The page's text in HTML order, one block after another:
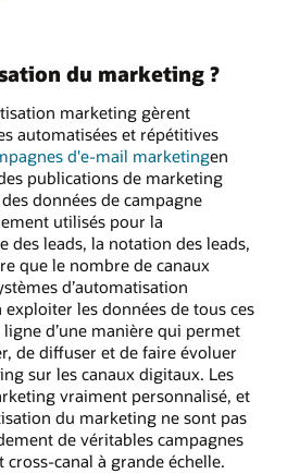
du marketing ?
marketing gèrent
automatisées et répétitives
d'e-mail marketingen
publications de marketing
données de campagne
utilisés pour la
des leads, la notation des leads,
que le nombre de canaux
d’automatisation
les données de tous ces
d’une manière qui permet
de diffuser et de faire évoluer
sur les canaux digitaux. Les
vraiment personnalisé, et
du marketing ne sont pas
de véritables campagnes
canal à grande échelle.